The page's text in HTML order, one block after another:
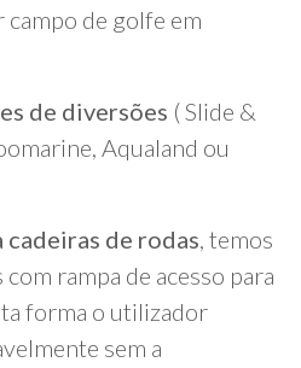
de golfe em
de diversões ( Slide &
Aqualand ou
cadeiras de rodas, temos
rampa de acesso para
forma o utilizador
sem a